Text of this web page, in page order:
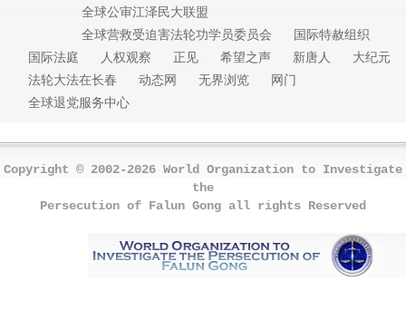
全球公审江泽民大联盟
全球营救受迫害法轮功学员委员会
国际特赦组织
国际法庭
人权观察 正见 希望之声 新唐人
大纪元
法轮大法在长春
动态网 无界浏览
网门
全球退党服务中心
Copyright © 2002-2026 World Organization to Investigate
the
Persecution of Falun Gong all rights Reserved